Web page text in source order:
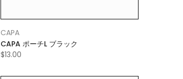
CAPA
CAPA ポーチL ブラック
$13.00